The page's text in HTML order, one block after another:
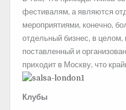
фестивалям, а являются
мероприятиями, конечно,
отдельный бизнес, в целом,
поставленный и
приходит в Москву, что
Клубы